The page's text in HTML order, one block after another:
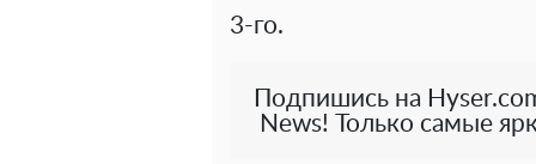
3-го.
Подпишись на
News! Только самые